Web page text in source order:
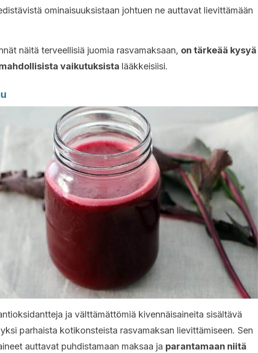
ominaisuuksistaan johtuen ne auttavat lievittämään
näitä terveellisiä juomia rasvamaksaan, on tärkeää kysyä
vaikutuksista lääkkeisiisi.
ja välttämättömiä kivennäisaineita sisältävä
parhaista kotikonsteista rasvamaksan lievittämiseen. Sen
auttavat puhdistamaan maksaa ja parantamaan niitä